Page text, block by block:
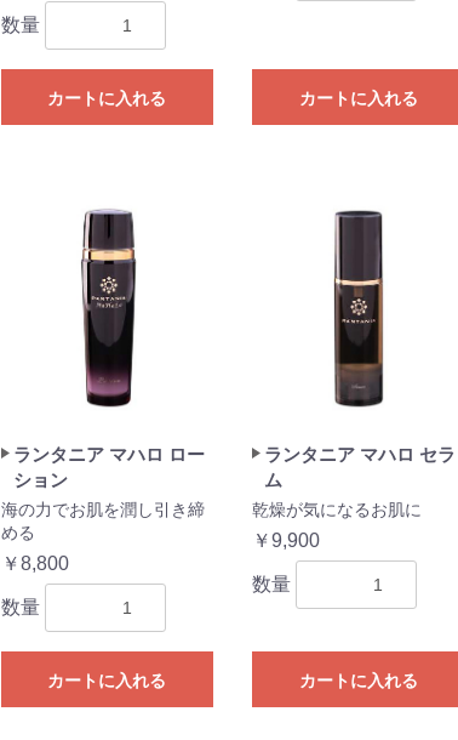
数量
カートに入れる カートに入れる
ランタニア マハロ ロー
ション
海の力でお肌を潤し引き締
める
￥8,800
数量
カートに入れる
ランタニア マハロ セラ
ム
乾燥が気になるお肌に
￥9,900
数量
カートに入れる
お買い物を続ける カートへ進む